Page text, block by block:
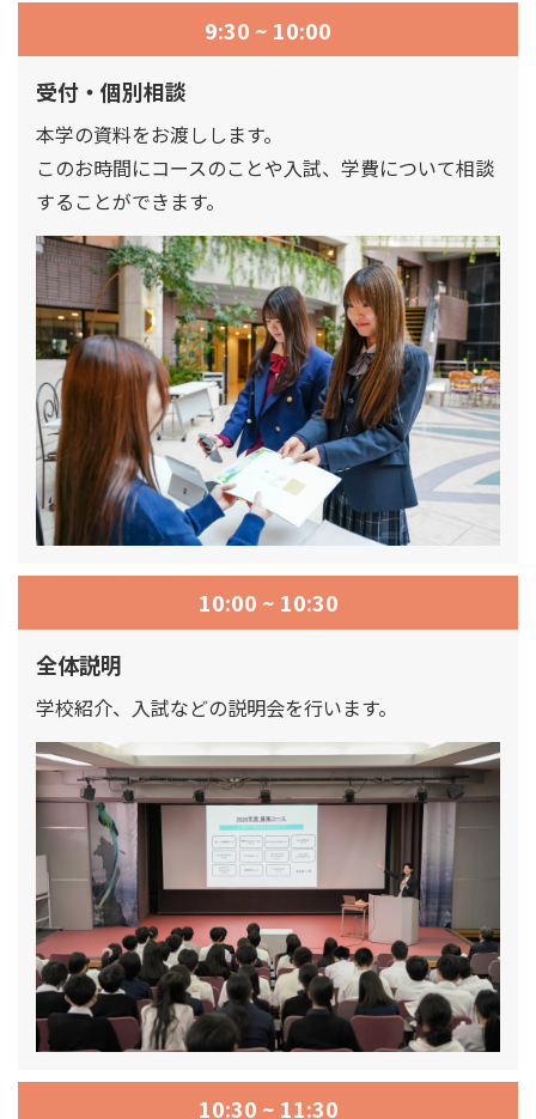
9:30 ~ 10:00
受付・個別相談
本学の資料をお渡しします。
このお時間にコースのことや入試、学費について相談
することができます。
10:00 ~ 10:30
全体説明
学校紹介、入試などの説明会を行います。
10:30 ~ 11:30